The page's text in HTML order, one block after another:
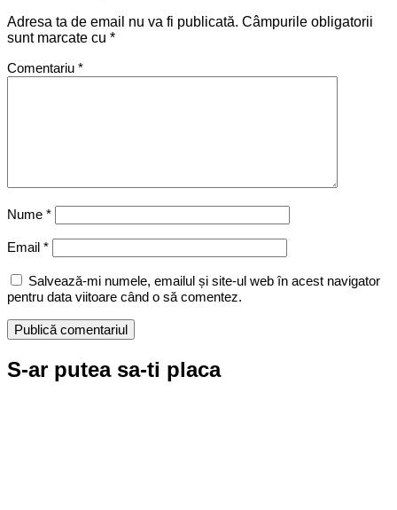
Adresa ta de email nu va fi publicată. Câmpurile obligatorii
sunt marcate cu *
Comentariu *
Nume *
Email *
Salvează-mi numele, emailul și site-ul web în acest navigator
pentru data viitoare când o să comentez.
S-ar putea sa-ti placa